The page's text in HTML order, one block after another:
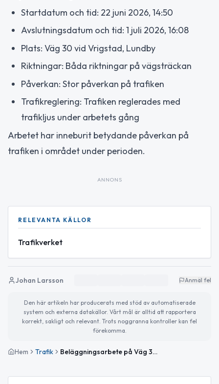
Startdatum och tid: 22 juni 2026, 14:50
Avslutningsdatum och tid: 1 juli 2026, 16:08
Plats: Väg 30 vid Vrigstad, Lundby
Riktningar: Båda riktningar på vägsträckan
Påverkan: Stor påverkan på trafiken
Trafikreglering: Trafiken reglerades med
trafikljus under arbetets gång
Arbetet har inneburit betydande påverkan på
trafiken i området under perioden.
ANNONS
RELEVANTA KÄLLOR
Trafikverket
Johan Larsson Anmäl fel
Den här artikeln har producerats med stöd av automatiserade
system och externa datakällor. Vårt mål är alltid att rapportera
korrekt, sakligt och relevant. Trots noggranna kontroller kan fel
förekomma.
Hem Trafik Beläggningsarbete på Väg 30 vid Vrigstad, Lundby avslutat